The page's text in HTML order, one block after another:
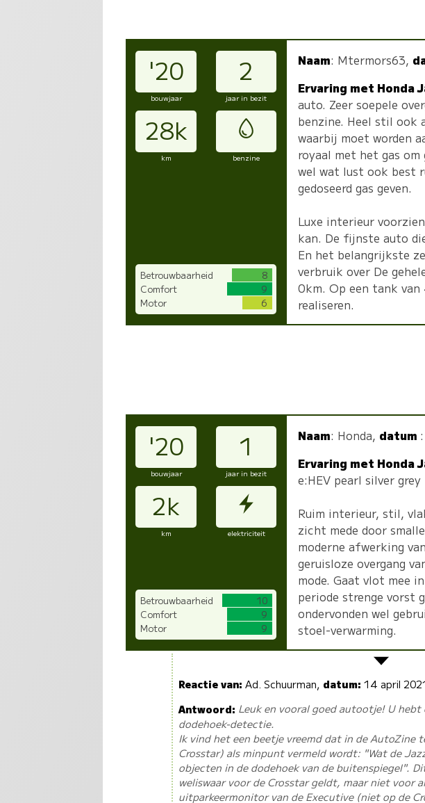
'20 2
bouwjaar jaar in bezit
28k
km benzine
Betrouwbaarheid
8
Comfort
9
Motor
6
Naam: Mtermors63,
Ervaring met Honda
auto. Zeer soepele
benzine. Heel stil ook
waarbij moet worden
royaal met het gas
wel wat lust ook best
gedoseerd gas geven.
Luxe interieur
kan. De fijnste auto
En het belangrijkste
verbruik over De
0km. Op een tank
realiseren.
'20 1
bouwjaar jaar in bezit
2k
km elektriciteit
Betrouwbaarheid
10
Comfort
9
Motor
9
Naam: Honda, datum
Ervaring met Honda
e:HEV pearl silver grey
Ruim interieur, stil,
zicht mede door
moderne afwerking
geruisloze overgang
mode. Gaat vlot mee
periode strenge vorst
ondervonden wel
stoel-verwarming.
Reactie van: Ad. Schuurman, datum: 14 april
Antwoord: Leuk en vooral goed autootje! U hebt
dodehoek-detectie.
Ik vind het een beetje vreemd dat in de AutoZine
Crosstar) als minpunt vermeld wordt: "Wat de
objecten in de dodehoek van de buitenspiegel".
weliswaar voor de Crosstar geldt, maar niet voor
uitparkeermonitor van de Executive (niet op de